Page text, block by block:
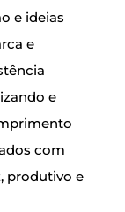
e ideias
e
e
com
produtivo e